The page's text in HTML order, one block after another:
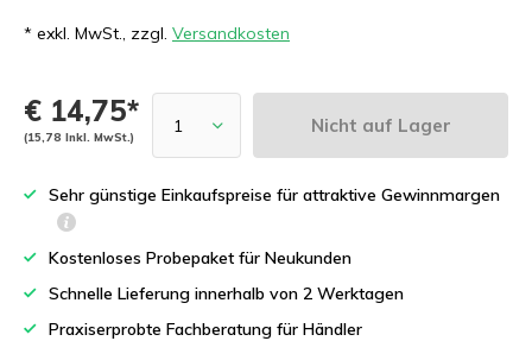
* exkl. MwSt., zzgl. Versandkosten
€ 14,75*
(15,78 Inkl. MwSt.)
Nicht auf Lager
Sehr günstige Einkaufspreise für attraktive Gewinnmargen
Kostenloses Probepaket für Neukunden
Schnelle Lieferung innerhalb von 2 Werktagen
Praxiserprobte Fachberatung für Händler